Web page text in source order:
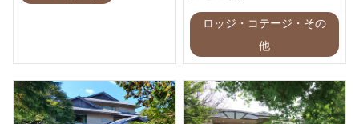
ロッジ・コテージ・その
他